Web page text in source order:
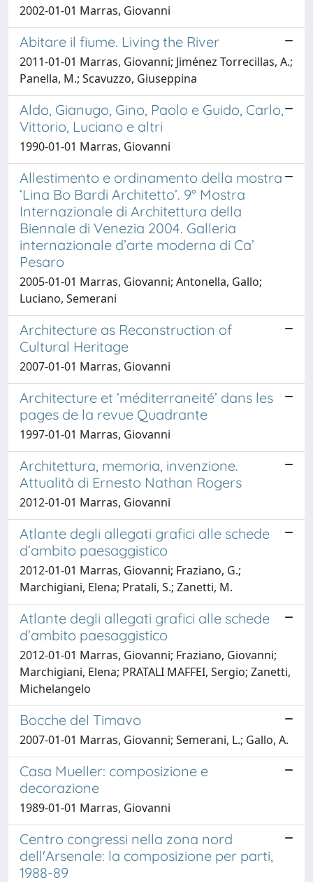
2002-01-01 Marras, Giovanni
Abitare il fiume. Living the River
2011-01-01 Marras, Giovanni; Jiménez Torrecillas, A.;
Panella, M.; Scavuzzo, Giuseppina
Aldo, Gianugo, Gino, Paolo e Guido, Carlo,
Vittorio, Luciano e altri
1990-01-01 Marras, Giovanni
Allestimento e ordinamento della mostra
‘Lina Bo Bardi Architetto’. 9° Mostra
Internazionale di Architettura della
Biennale di Venezia 2004. Galleria
internazionale d’arte moderna di Ca’
Pesaro
2005-01-01 Marras, Giovanni; Antonella, Gallo;
Luciano, Semerani
Architecture as Reconstruction of
Cultural Heritage
2007-01-01 Marras, Giovanni
Architecture et ‘méditerraneité’ dans les
pages de la revue Quadrante
1997-01-01 Marras, Giovanni
Architettura, memoria, invenzione.
Attualità di Ernesto Nathan Rogers
2012-01-01 Marras, Giovanni
Atlante degli allegati grafici alle schede
d’ambito paesaggistico
2012-01-01 Marras, Giovanni; Fraziano, G.;
Marchigiani, Elena; Pratali, S.; Zanetti, M.
Atlante degli allegati grafici alle schede
d’ambito paesaggistico
2012-01-01 Marras, Giovanni; Fraziano, Giovanni;
Marchigiani, Elena; PRATALI MAFFEI, Sergio; Zanetti,
Michelangelo
Bocche del Timavo
2007-01-01 Marras, Giovanni; Semerani, L.; Gallo, A.
Casa Mueller: composizione e
decorazione
1989-01-01 Marras, Giovanni
Centro congressi nella zona nord
dell'Arsenale: la composizione per parti,
1988-89